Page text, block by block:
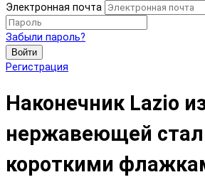
Электронная почта
Забыли пароль?
Войти
Регистрация
Наконечник Lazio
нержавеющей
короткими